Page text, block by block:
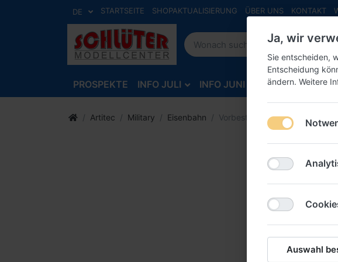
DE STARTSEITE SHOPAKTUALISIERUNG ÜBER UNS KONTAKT
PROSPEKTE INFO JULI INFO JUNI INFO MAI
Artitec Military Eisenbahn Vorbestellung SSy55 D-BW
Ja, wir
Sie entscheiden,
Entscheidung
ändern. Weitere
Auswahl